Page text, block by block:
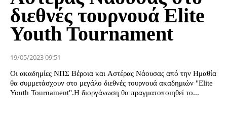
διεθνές τουρνουά Elite
Youth Tournament
19/05/2023 09:51
Οι ακαδημίες ΝΠΣ Βέροια και Αστέρας Νάουσας από την Ημαθία
θα συμμετάσχουν στο μεγάλο διεθνές τουρνουά ακαδημιών "Elite
Youth Tournament".Η διοργάνωση θα πραγματοποιηθεί το...